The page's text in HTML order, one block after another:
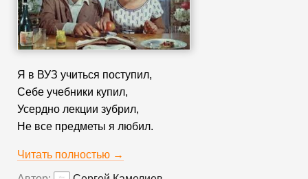
Я в ВУЗ учиться поступил,
Себе учебники купил,
Усердно лекции зубрил,
Не все предметы я любил.
Читать полностью →